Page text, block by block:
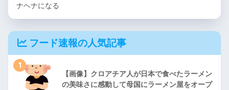
ナヘナになる
フード速報の人気記事
1
【画像】クロアチア人が日本で食べたラーメン
の美味さに感動して母国にラーメン屋をオープ